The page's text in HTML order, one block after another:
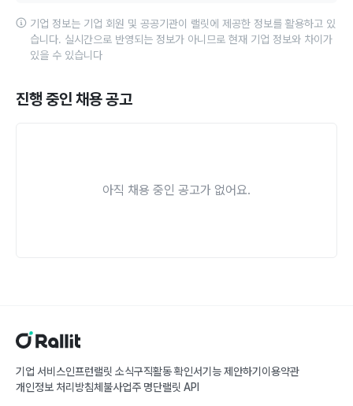
기업 정보는 기업 회원 및 공공기관이 랠릿에 제공한 정보를 활용하고 있
습니다. 실시간으로 반영되는 정보가 아니므로 현재 기업 정보와 차이가
있을 수 있습니다
진행 중인 채용 공고
아직 채용 중인 공고가 없어요.
기업 서비스인프런랠릿 소식구직활동 확인서기능 제안하기 이용약관
개인정보 처리방침체불사업주 명단랠릿 API